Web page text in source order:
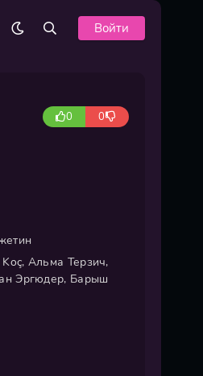
Войти
0 0
Альма Терзич,
Эргюдер, Барыш